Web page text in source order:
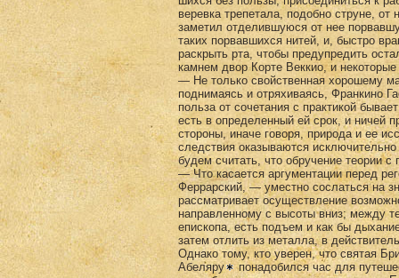
веревка трепетала, подобно струне,
заметил отделившуюся от нее
та­ких порвавшихся нитей, и, быстро
раскрыть рта, чтобы предупредить
камнем двор Корте Веккио, и
— Не только свойственная хорошему
поднимаясь и отряхиваясь, Франкино
польза от сочетания с практикой
есть в определенный ей срок, и ничей
стороны, иначе говоря, природа и ее
следствия оказываются
будем счи­тать, что обручение теории с
— Что касается аргументации перед
Феррарский, — уместно сослаться на
рассматривает осуществление
направленному с высоты вниз; между
епископа, есть подъем и как бы
затем отлить из металла, в
Однако тому, кто уверен, что святая
Абе­ляру
понадобился час для